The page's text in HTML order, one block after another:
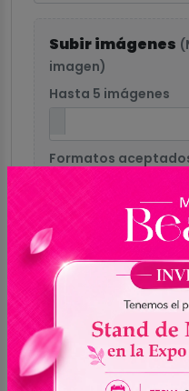
Subir imágenes
imagen)
Hasta 5 imágenes
Formatos aceptados:
Sin